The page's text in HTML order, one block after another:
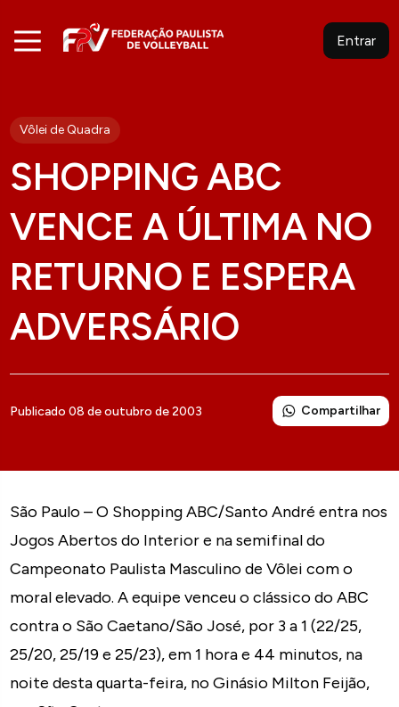
Entrar
Vôlei de Quadra
SHOPPING ABC
VENCE A ÚLTIMA NO
RETURNO E ESPERA
ADVERSÁRIO
Publicado 08 de outubro de 2003 Compartilhar
São Paulo – O Shopping ABC/Santo André entra nos
Jogos Abertos do Interior e na semifinal do
Campeonato Paulista Masculino de Vôlei com o
moral elevado. A equipe venceu o clássico do ABC
contra o São Caetano/São José, por 3 a 1 (22/25,
25/20, 25/19 e 25/23), em 1 hora e 44 minutos, na
noite desta quarta-feira, no Ginásio Milton Feijão,